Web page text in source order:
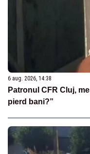
6 aug. 2026, 14:38
Patronul CFR Cluj,
pierd bani?”